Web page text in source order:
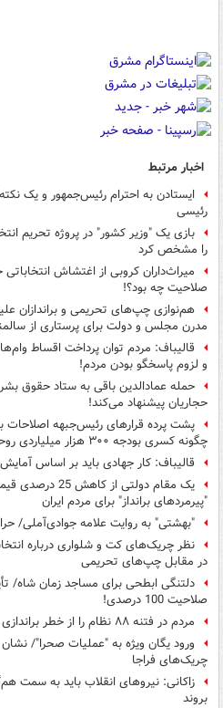
اخبار مرتبط
ایستادن به احترام رئیس‌جمهور و یک
رئیسی
بازی یک "وزیر کشور" در پروژه تحریم
را مشخص کرد
میراث‌داران کروبی از اغتشاش
صلاحیت چه بود؟!
هم‌نوازی چپ‌های تحریمی و براندازان
مدرن مجلس و دولت برای پرستاری از
قالیباف: مردم توان پرداخت اقساط وام‌ها
و لزوم پاسخگو بودن مردم!
حمله عمادالدین باقی به ستاد حقوق
حجاریان پیشنهاد می‌کند!
پشت پرده قرارهای رئیس‌جبهه
چگونه کسری بودجه ۳۰۰ هزار میلیاردی روحانی را جبران کرد؟
قالیباف: کار جهادی باید بر اساس
یک مقام دولتی
"پیرمردهای برانداز" برای مردم ایران
"بهشتی" به روایت علامه جوادی‌آملی/
نظر چریک‌های کت و شلواری درباره
در مقابل چپ‌های تحریمی
صلاحیت 100 درصدی!
مردم در فتنه ۸۸ نظام را از خطر براندازی نجات دادند
ورود یگان ویژه به "عملیات صحرا"/ نشان
چریک‌های فراجا
زاکانی: نیروهای انقلاب باید به سمت
بروند